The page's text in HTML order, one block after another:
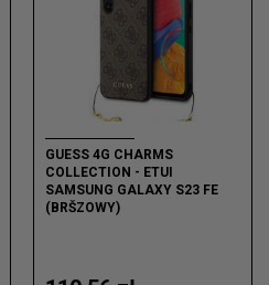
GUESS 4G CHARMS
COLLECTION - ETUI
SAMSUNG GALAXY S23 FE
(BRŠZOWY)